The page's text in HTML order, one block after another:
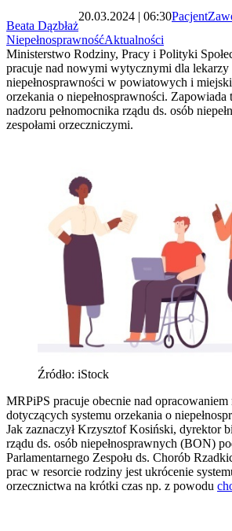
Beata Dązbłaż
20.03.2024 | 06:30Pacjent
NiepełnosprawnośćAktualności
Ministerstwo Rodziny, Pracy i Polityki
pracuje nad nowymi wytycznymi dla
niepełnosprawności w powiatowych i
orzekania o niepełnosprawności. Zapowiada
nadzoru pełnomocnika rządu ds. osób
zespołami orzeczniczymi.
Źródło: iStock
MRPiPS pracuje obecnie nad
dotyczących systemu orzekania o
Jak zaznaczył Krzysztof Kosiński, dyrektor
rządu ds. osób niepełnosprawnych (BON)
Parlamentarnego Zespołu ds. Chorób
prac w resorcie rodziny jest ukrócenie
orzecznictwa na krótki czas np. z powodu